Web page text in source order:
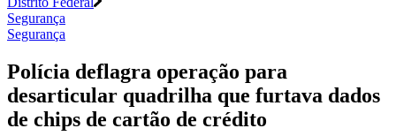
Segurança
Segurança
Polícia deflagra operação para
desarticular quadrilha que furtava dados
de chips de cartão de crédito